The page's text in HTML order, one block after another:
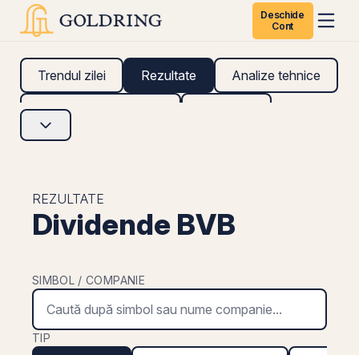
Deschide
Cont
Trendul zilei Rezultate Analize tehnice
Analize fundamentale
REZULTATE
Dividende BVB
SIMBOL / COMPANIE
TIP